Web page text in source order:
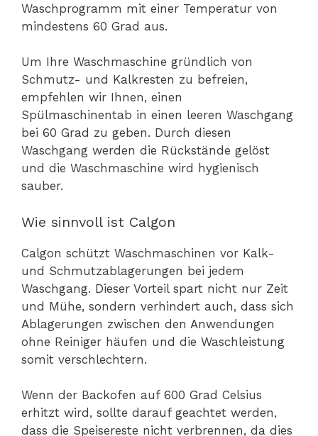
Waschprogramm mit einer Temperatur von
mindestens 60 Grad aus.
Um Ihre Waschmaschine gründlich von
Schmutz- und Kalkresten zu befreien,
empfehlen wir Ihnen, einen
Spülmaschinentab in einen leeren Waschgang
bei 60 Grad zu geben. Durch diesen
Waschgang werden die Rückstände gelöst
und die Waschmaschine wird hygienisch
sauber.
Wie sinnvoll ist Calgon
Calgon schützt Waschmaschinen vor Kalk-
und Schmutzablagerungen bei jedem
Waschgang. Dieser Vorteil spart nicht nur Zeit
und Mühe, sondern verhindert auch, dass sich
Ablagerungen zwischen den Anwendungen
ohne Reiniger häufen und die Waschleistung
somit verschlechtern.
Wenn der Backofen auf 600 Grad Celsius
erhitzt wird, sollte darauf geachtet werden,
dass die Speisereste nicht verbrennen, da dies